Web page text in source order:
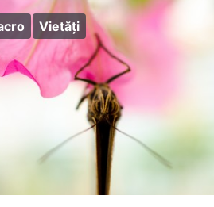
Vietăţi